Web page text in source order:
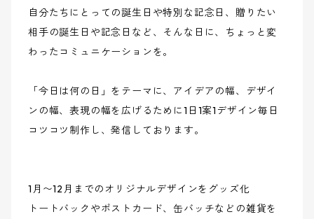
自分たちにとっての誕生日や特別な記念日、贈りたい
相手の誕生日や記念日など、そんな日に、ちょっと変
わったコミュニケーションを。
「今日は何の日」をテーマに、アイデアの幅、デザイ
ンの幅、表現の幅を広げるために1日1案1デザイン毎日
コツコツ制作し、発信しております。
1月〜12月までのオリジナルデザインをグッズ化
トートバックやポストカード、缶バッチなどの雑貨を